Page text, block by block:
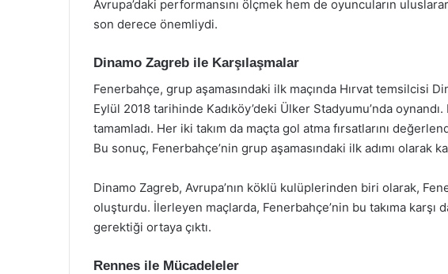
Avrupa’daki performansını ölçmek hem de oyuncuların
son derece önemliydi.
Dinamo Zagreb ile Karşılaşmalar
Fenerbahçe, grup aşamasındaki ilk maçında Hırvat temsilcisi
Eylül 2018 tarihinde Kadıköy’deki Ülker Stadyumu’nda
tamamladı. Her iki takım da maçta gol atma fırsatlarını
Bu sonuç, Fenerbahçe’nin grup aşamasındaki ilk adımı olarak
Dinamo Zagreb, Avrupa’nın köklü kulüplerinden biri olarak,
oluşturdu. İlerleyen maçlarda, Fenerbahçe’nin bu takıma
gerektiği ortaya çıktı.
Rennes ile Mücadeleler